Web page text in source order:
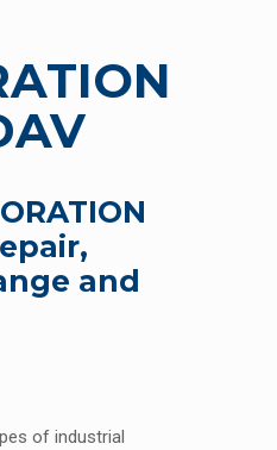
and
of industrial